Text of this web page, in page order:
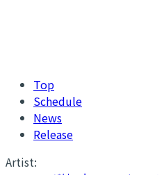
Top
Schedule
News
Release
Artist: